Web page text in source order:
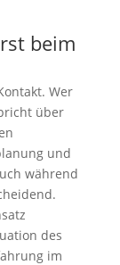
beim
Wer
über
und
während
des
im